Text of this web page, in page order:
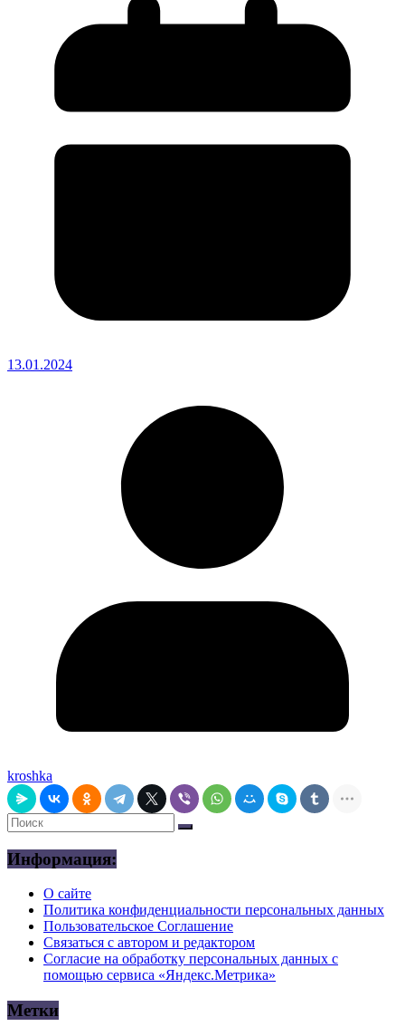
13.01.2024
kroshka
Информация:
О сайте
Политика конфиденциальности персональных данных
Пользовательское Соглашение
Связаться с автором и редактором
Согласие на обработку персональных данных с
помощью сервиса «Яндекс.Метрика»
Метки